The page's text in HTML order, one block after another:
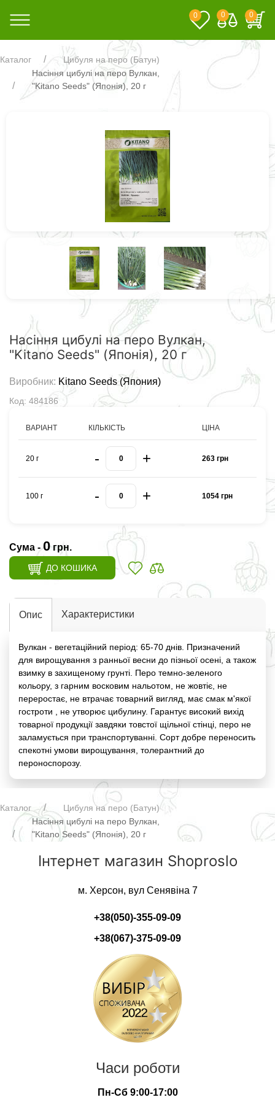
0 0 0
Каталог
Цибуля на перо (Батун)
Насіння цибулі на перо Вулкан,
"Kitano Seeds" (Японія), 20 г
Насіння цибулі на перо Вулкан,
"Kitano Seeds" (Японія), 20 г
Виробник: Kitano Seeds (Япония)
Код: 484186
ВАРІАНТ КІЛЬКІСТЬ ЦІНА
20 г - + 263 грн
100 г - + 1054 грн
Сума - 0грн.
ДО КОШИКА
Опис Характеристики
Вулкан - вегетаційний період: 65-70 днів. Призначений
для вирощування з ранньої весни до пізньої осені, а також
взимку в захищеному грунті. Перо темно-зеленого
кольору, з гарним восковим нальотом, не жовтіє, не
переростає, не втрачає товарний вигляд, має смак м'якої
гостроти , не утворює цибулину. Гарантує високий вихід
товарної продукції завдяки товстої щільної стінці, перо не
заламується при транспортуванні. Сорт добре переносить
спекотні умови вирощування, толерантний до
пероноспорозу.
Каталог
Цибуля на перо (Батун)
Насіння цибулі на перо Вулкан,
"Kitano Seeds" (Японія), 20 г
Інтернет магазин Shoproslo
м. Херсон, вул Сенявіна 7
+38(050)-355-09-09
+38(067)-375-09-09
Часи роботи
Пн-Сб 9:00-17:00